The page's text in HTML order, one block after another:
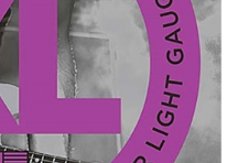
電子ピアノ
その他楽器